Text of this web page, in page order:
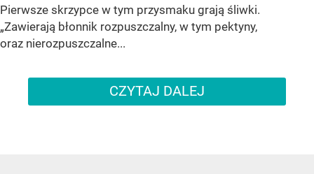
Pierwsze skrzypce w tym przysmaku grają śliwki.
„Zawierają błonnik rozpuszczalny, w tym pektyny,
oraz nierozpuszczalne...
CZYTAJ DALEJ